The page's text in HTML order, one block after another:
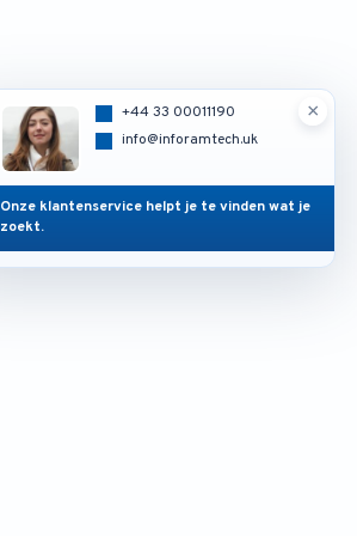
×
+44 33 00011190
info@inforamtech.uk
Onze klantenservice helpt je te vinden wat je
zoekt.